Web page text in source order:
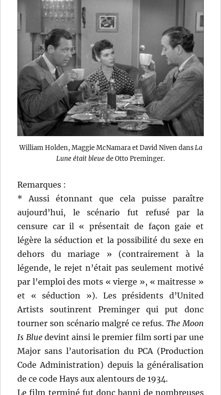
William Holden, Maggie McNamara et David Niven dansLa
Lune était bleuede Otto Preminger.
Remarques :
* Aussi étonnant que cela puisse paraître
aujourd’hui, le scénario fut refusé par la
censure car il « présentait de façon gaie et
légère la séduction et la possibilité du sexe en
dehors du mariage » (contrairement à la
légende, le rejet n’était pas seulement motivé
par l’emploi des mots « vierge », « maitresse »
et « séduction »). Les présidents d’United
Artists soutinrent Preminger qui put donc
tourner son scénario malgré ce refus.The Moon
Is Bluedevint ainsi le premier film sorti par une
Major sans l’autorisation du PCA (Production
Code Administration) depuis la généralisation
de ce code Hays aux alentours de 1934.
Le film terminé fut donc banni de nombreuses